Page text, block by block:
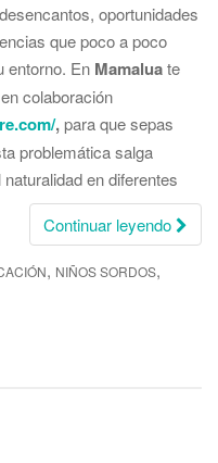
oportunidades
que poco a poco
entorno. En Mamaluate
colaboración
,para que sepas
problemática salga
en diferentes
Continuar leyendo
, NIÑOS SORDOS,